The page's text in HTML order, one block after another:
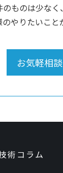
ものは少な
やりたいこ
お気軽相
術コラム